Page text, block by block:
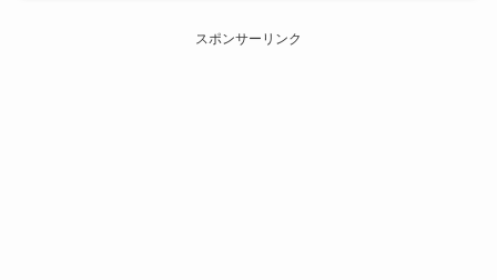
スポンサーリンク